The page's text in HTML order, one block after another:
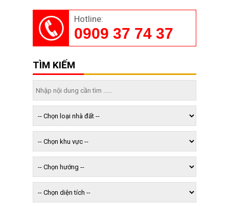
Hotline:
0909 37 74 37
TÌM KIẾM